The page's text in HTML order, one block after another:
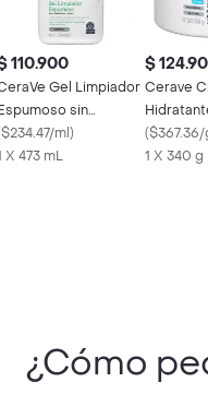
110.900
Gel Limpiador
sin
Piel Normal a
$234.47/ml)
X 473 mL
$
Cerave
Anti
($367.36/
1 X 340 g
¿Cómo